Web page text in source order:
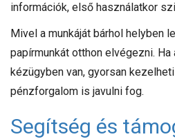
információk, első használatkor
Mivel a munkáját bárhol helyben
papírmunkát otthon elvégezni.
kézügyben van, gyorsan
pénzforgalom is javulni fog.
Segítség és